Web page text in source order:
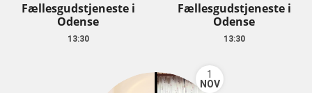
Fællesgudstjeneste i
Odense
13:30
Fællesgudstjeneste i
Odense
13:30
1
NOV